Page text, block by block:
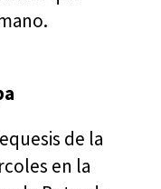
de la
en la